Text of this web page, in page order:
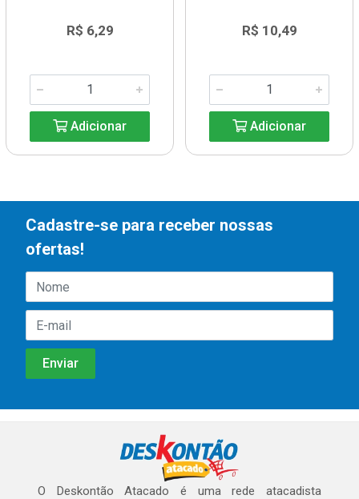
R$ 6,29
Adicionar
R$ 10,49
Adicionar
Cadastre-se para receber nossas
ofertas!
O Deskontão Atacado é uma rede atacadista